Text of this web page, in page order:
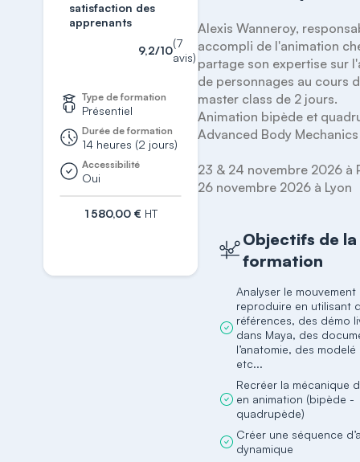
satisfaction des
apprenants
9,2/10
(7
avis)
Type de formation
Présentiel
Durée de formation
14 heures (2 jours)
Accessibilité
Oui
1 580,00 € HT
Alexis Wanneroy,
accompli de l'animation
partage son expertise sur
de personnages au cours
master class de 2 jours.
Animation bipède et
Advanced Body
23 & 24 novembre 2026 à
Objectifs de la
formation
Analyser le mouvement
reproduire en utilisant
références, des démo
dans Maya, des
l’anatomie, des
etc...
Recréer la mécanique
en animation (bipède -
quadrupède)
Créer une séquence
dynamique